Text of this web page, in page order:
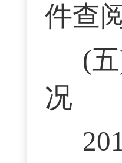
件查
(
况